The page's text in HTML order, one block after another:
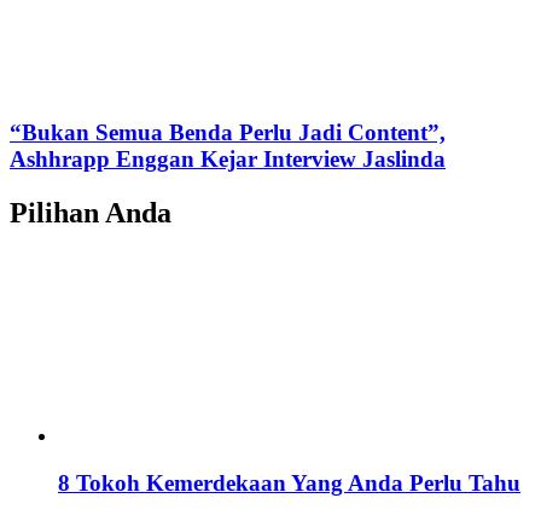
“Bukan Semua Benda Perlu Jadi Content”,
Ashhrapp Enggan Kejar Interview Jaslinda
Pilihan Anda
8 Tokoh Kemerdekaan Yang Anda Perlu Tahu